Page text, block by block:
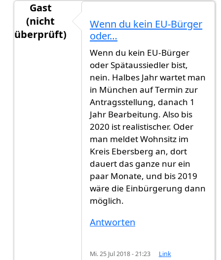
Gast
(nicht
überprüft)
Einbürgerungsdauer ohne
Wenn du kein EU-Bürger
oder…
Wenn du kein EU-Bürger
oder Spätaussiedler bist,
nein. Halbes Jahr wartet man
in München auf Termin zur
Antragsstellung, danach 1
Jahr Bearbeitung. Also bis
2020 ist realistischer. Oder
man meldet Wohnsitz im
Kreis Ebersberg an, dort
dauert das ganze nur ein
paar Monate, und bis 2019
wäre die Einbürgerung dann
möglich.
Antworten
Mi. 25 Jul 2018 - 21:23 Link